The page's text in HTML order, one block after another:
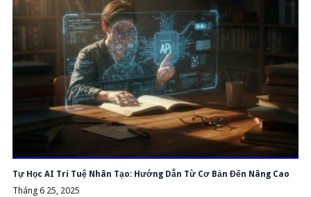
Tự Học AI Trí Tuệ Nhân Tạo: Hướng Dẫn Từ Cơ Bản Đến Nâng Cao
Tháng 6 25, 2025